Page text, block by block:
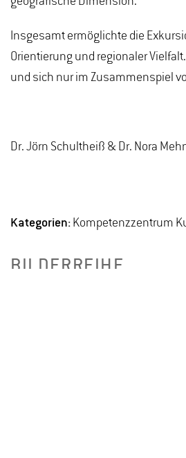
Insgesamt ermöglichte die
Orientierung und regionaler
und sich nur im Zusammenspiel
Dr. Jörn Schultheiß & Dr. Nora
Kategorien: Kompetenzzentrum
BILDERREIHE